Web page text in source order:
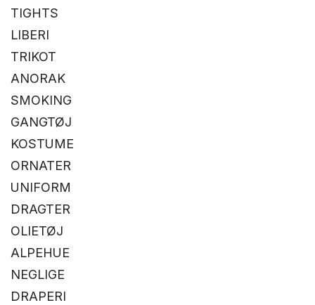
TIGHTS
LIBERI
TRIKOT
ANORAK
SMOKING
GANGTØJ
KOSTUME
ORNATER
UNIFORM
DRAGTER
OLIETØJ
ALPEHUE
NEGLIGE
DRAPERI